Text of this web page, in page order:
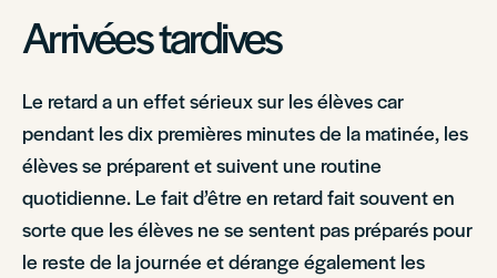
Arrivées tardives
Le retard a un effet sérieux sur les élèves car
pendant les dix premières minutes de la matinée, les
élèves se préparent et suivent une routine
quotidienne. Le fait d’être en retard fait souvent en
sorte que les élèves ne se sentent pas préparés pour
le reste de la journée et dérange également les